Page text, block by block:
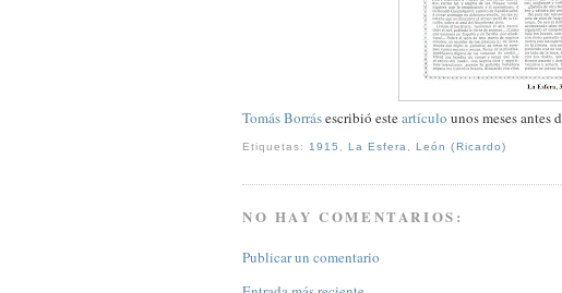
Tomás Borrásescribió esteartículo unos meses antes
Etiquetas: 1915 ,La Esfera ,León (Ricardo)
NO HAY COMENTARIOS:
Publicar un comentario